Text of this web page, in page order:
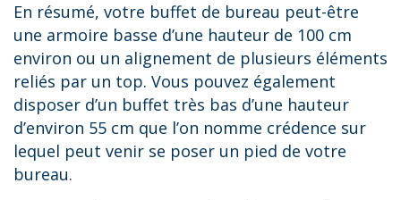
En résumé, votre buffet de bureau peut-être
une armoire basse d’une hauteur de 100 cm
environ ou un alignement de plusieurs éléments
reliés par un top. Vous pouvez également
disposer d’un buffet très bas d’une hauteur
d’environ 55 cm que l’on nomme crédence sur
lequel peut venir se poser un pied de votre
bureau.